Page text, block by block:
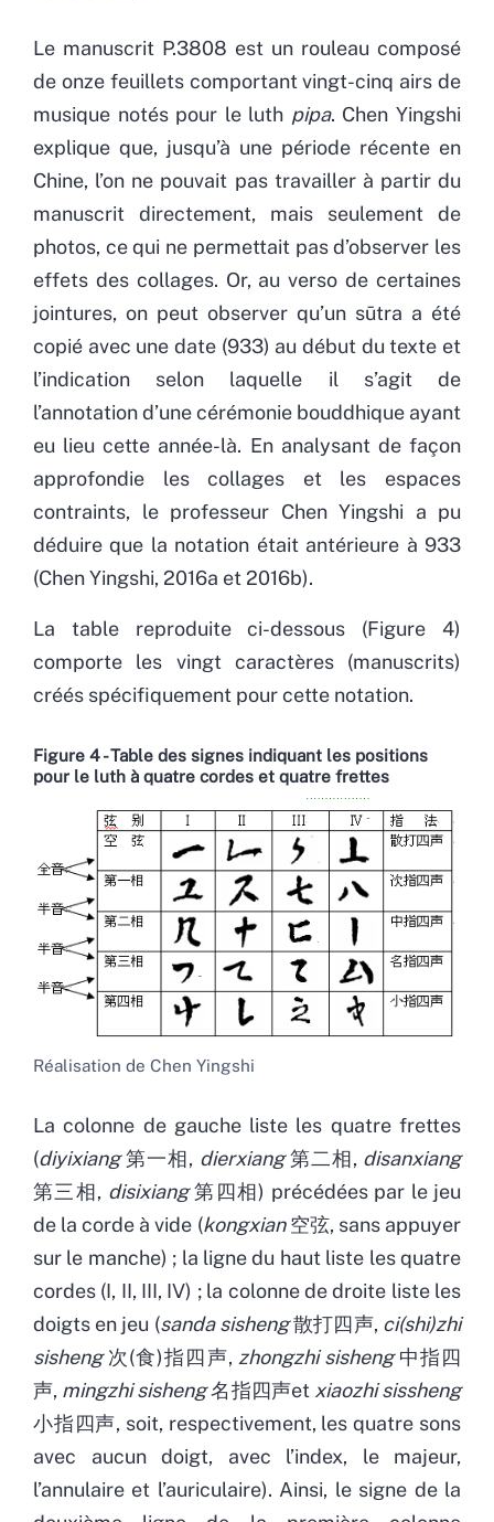
Le manuscrit P.3808 est un rouleau composé
de onze feuillets comportant vingt-cinq airs de
musique notés pour le luth pipa. Chen Yingshi
explique que, jusqu’à une période récente en
Chine, l’on ne pouvait pas travailler à partir du
manuscrit directement, mais seulement de
photos, ce qui ne permettait pas d’observer les
effets des collages. Or, au verso de certaines
jointures, on peut observer qu’un sūtra a été
copié avec une date (933) au début du texte et
l’indication selon laquelle il s’agit de
l’annotation d’une cérémonie bouddhique ayant
eu lieu cette année-là. En analysant de façon
approfondie les collages et les espaces
contraints, le professeur Chen Yingshi a pu
déduire que la notation était antérieure à 933
(Chen Yingshi, 2016a et 2016b).
La table reproduite ci-dessous (Figure 4)
comporte les vingt caractères (manuscrits)
créés spécifiquement pour cette notation.
Figure 4 - Table des signes indiquant les positions
pour le luth à quatre cordes et quatre frettes
Réalisation de Chen Yingshi
La colonne de gauche liste les quatre frettes
(diyixiang第一相, dierxiang第二相, disanxiang
第三相, disixiang第四相) précédées par le jeu
de la corde à vide (kongxian空弦, sans appuyer
sur le manche) ; la ligne du haut liste les quatre
cordes (I, II, III, IV) ; la colonne de droite liste les
doigts en jeu (sanda sisheng散打四声, ci(shi)zhi
sisheng次(食)指四声, zhongzhi sisheng中指四
声, mingzhi sisheng名指四声et xiaozhi sissheng
小指四声, soit, respectivement, les quatre sons
avec aucun doigt, avec l’index, le majeur,
l’annulaire et l’auriculaire). Ainsi, le signe de la